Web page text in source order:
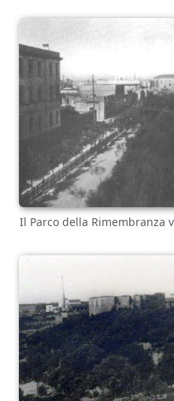
Il Parco della Rimembranza